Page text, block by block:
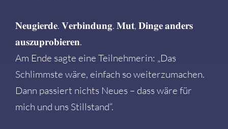
𝐍𝐞𝐮𝐠𝐢𝐞𝐫𝐝𝐞. 𝐕𝐞𝐫𝐛𝐢𝐧𝐝𝐮𝐧𝐠. 𝐌𝐮𝐭, 𝐃𝐢𝐧𝐠𝐞 𝐚𝐧𝐝𝐞𝐫𝐬
𝐚𝐮𝐬𝐳𝐮𝐩𝐫𝐨𝐛𝐢𝐞𝐫𝐞𝐧.
Am Ende sagte eine Teilnehmerin: „Das
Schlimmste wäre, einfach so weiterzumachen.
Dann passiert nichts Neues – dass wäre für
mich und uns Stillstand“.